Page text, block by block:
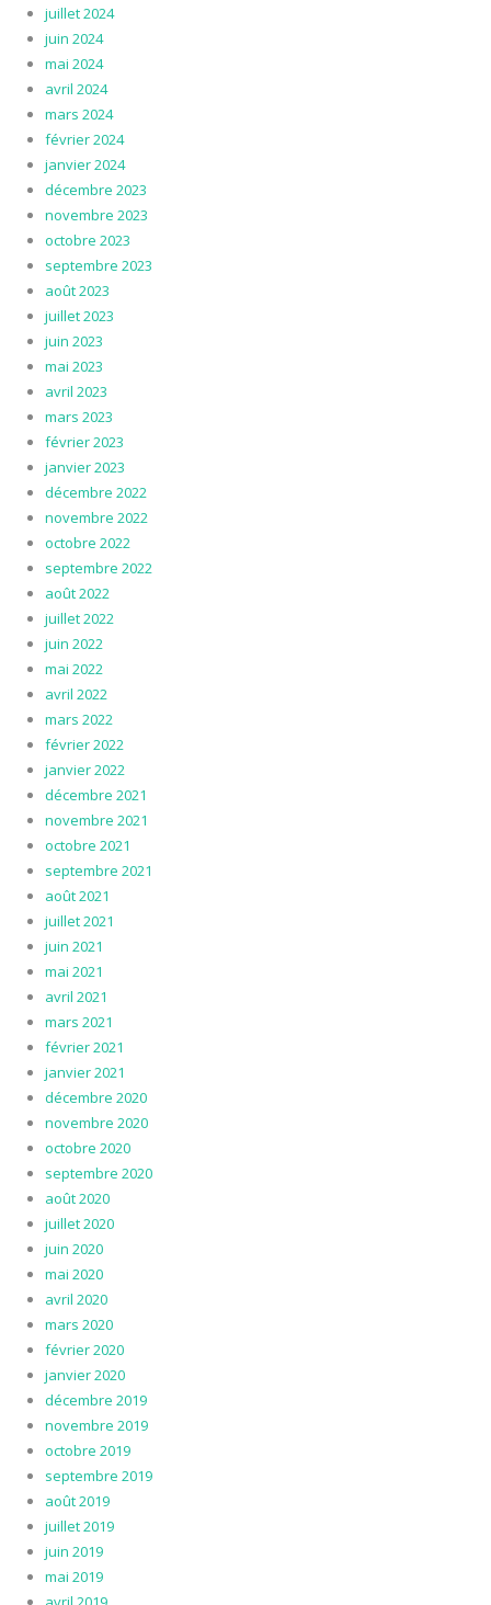
juillet 2024
juin 2024
mai 2024
avril 2024
mars 2024
février 2024
janvier 2024
décembre 2023
novembre 2023
octobre 2023
septembre 2023
août 2023
juillet 2023
juin 2023
mai 2023
avril 2023
mars 2023
février 2023
janvier 2023
décembre 2022
novembre 2022
octobre 2022
septembre 2022
août 2022
juillet 2022
juin 2022
mai 2022
avril 2022
mars 2022
février 2022
janvier 2022
décembre 2021
novembre 2021
octobre 2021
septembre 2021
août 2021
juillet 2021
juin 2021
mai 2021
avril 2021
mars 2021
février 2021
janvier 2021
décembre 2020
novembre 2020
octobre 2020
septembre 2020
août 2020
juillet 2020
juin 2020
mai 2020
avril 2020
mars 2020
février 2020
janvier 2020
décembre 2019
novembre 2019
octobre 2019
septembre 2019
août 2019
juillet 2019
juin 2019
mai 2019